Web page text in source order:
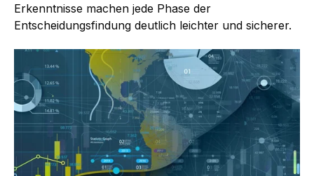
Erkenntnisse machen jede Phase der
Entscheidungsfindung deutlich leichter und sicherer.